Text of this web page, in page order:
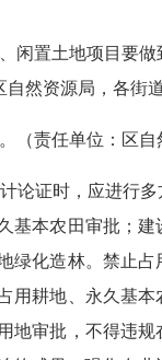
闲置土地项目要
然资源局，各街道
（责任单位：区自
论证时，应进行
本农田审批；
绿化造林。禁止
用耕地、永久基
审批，不得违